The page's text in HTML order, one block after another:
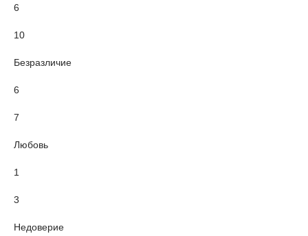
6
10
Безразличие
6
7
Любовь
1
3
Недоверие